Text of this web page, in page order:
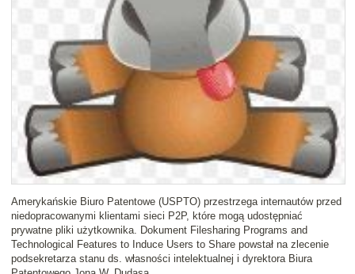
Amerykańskie Biuro Patentowe (USPTO) przestrzega internautówprzed
niedopracowanymi klientami sieci P2P, które mogą udostępniać
prywatne pliki użytkownika . Dokument Filesharing Programs and
Technological Features to Induce Users to Share powstał na zlecenie
podsekretarza stanu ds. własności intelektualnej i dyrektora Biura